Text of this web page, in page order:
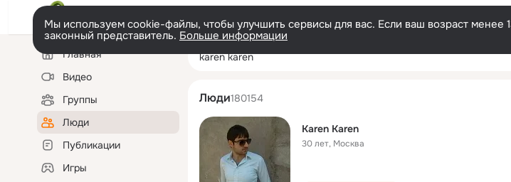
Мы используем cookie-файлы, чтобы улучшить сервисы для вас. Если ваш возраст менее
законный представитель. Больше информации
Левая
колонкаГлавная
Видео
Группы
Люди
Публикации
Игры
karen karen
Люди180154
Karen Karen
30 лет, Москва